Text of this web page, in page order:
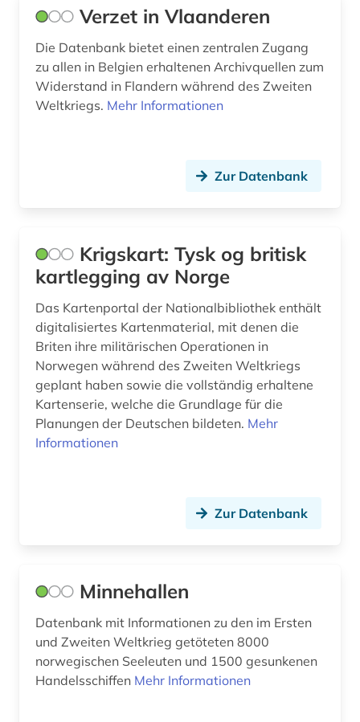
Verzet in Vlaanderen
Die Datenbank bietet einen zentralen Zugang
zu allen in Belgien erhaltenen Archivquellen zum
Widerstand in Flandern während des Zweiten
Weltkriegs. Mehr Informationen
Zur Datenbank
Krigskart: Tysk og britisk
kartlegging av Norge
Das Kartenportal der Nationalbibliothek enthält
digitalisiertes Kartenmaterial, mit denen die
Briten ihre militärischen Operationen in
Norwegen während des Zweiten Weltkriegs
geplant haben sowie die vollständig erhaltene
Kartenserie, welche die Grundlage für die
Planungen der Deutschen bildeten. Mehr
Informationen
Zur Datenbank
Minnehallen
Datenbank mit Informationen zu den im Ersten
und Zweiten Weltkrieg getöteten 8000
norwegischen Seeleuten und 1500 gesunkenen
Handelsschiffen Mehr Informationen